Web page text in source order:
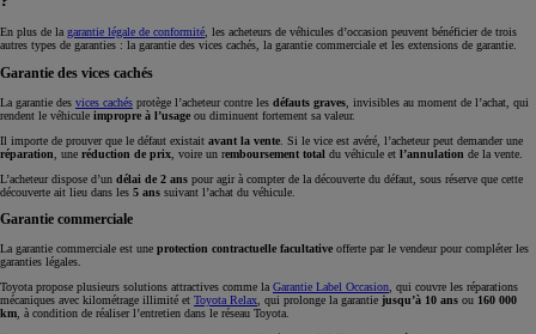
En plus de la garantie légale de conformité , les acheteurs de véhicules d’occasion peuvent bénéficier de trois
autres types de garanties : la garantie des vices cachés, la garantie commerciale et les extensions de garantie.
Garantie des vices cachés
La garantie des vices cachés protège l’acheteur contre les défauts graves , invisibles au moment de l’achat, qui
rendent le véhicule impropre à l’usage ou diminuent fortement sa valeur.
Il importe de prouver que le défaut existait avant la vente . Si le vice est avéré, l’acheteur peut demander une
réparation , une réduction de prix , voire un remboursement total du véhicule et l’annulation de la vente.
L’acheteur dispose d’un délai de 2 ans pour agir à compter de la découverte du défaut, sous réserve que cette
découverte ait lieu dans les 5 ans suivant l’achat du véhicule.
Garantie commerciale
La garantie commerciale est une protection contractuelle facultative offerte par le vendeur pour compléter les
garanties légales.
Toyota propose plusieurs solutions attractives comme la Garantie Label Occasion , qui couvre les réparations
mécaniques avec kilométrage illimité et Toyota Relax , qui prolonge la garantie jusqu’à 10 ans ou 160 000
km , à condition de réaliser l’entretien dans le réseau Toyota.